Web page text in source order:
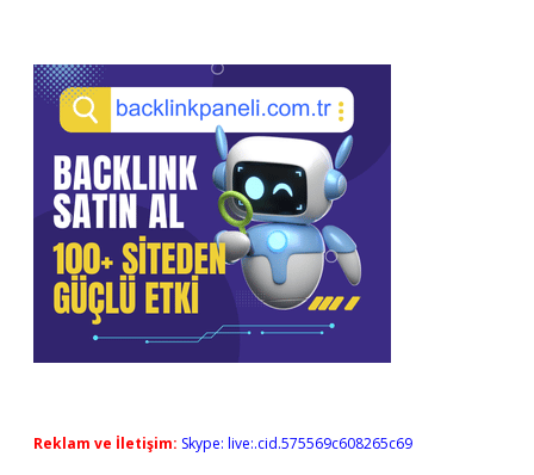
Reklam ve İletişim: Skype: live:.cid.575569c608265c69